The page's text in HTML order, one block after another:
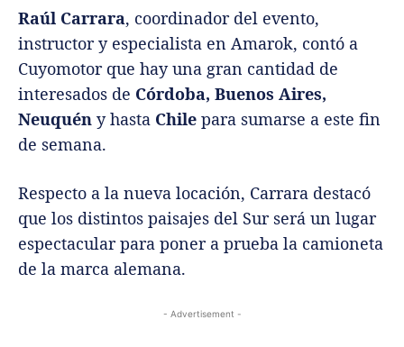
Raúl Carrara, coordinador del evento,
instructor y especialista en Amarok, contó a
Cuyomotor que hay una gran cantidad de
interesados de Córdoba, Buenos Aires,
Neuquén y hasta Chile para sumarse a este fin
de semana.
Respecto a la nueva locación, Carrara destacó
que los distintos paisajes del Sur será un lugar
espectacular para poner a prueba la camioneta
de la marca alemana.
- Advertisement -